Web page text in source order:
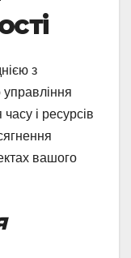
з
і ресурсів
вашого